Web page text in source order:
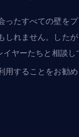
ったすべての壁を
しれません。した
イヤーたちと相談
用することをお勧め